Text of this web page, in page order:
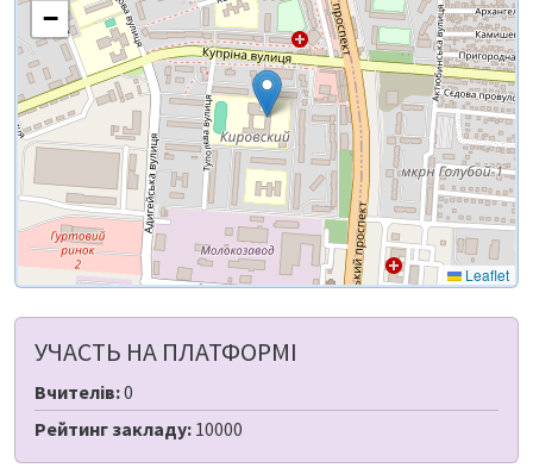
−
Leaflet
УЧАСТЬ НА ПЛАТФОРМІ
Вчителів:0
Рейтинг закладу: 10000